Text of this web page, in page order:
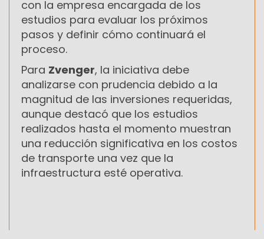
con la empresa encargada de los
estudios para evaluar los próximos
pasos y definir cómo continuará el
proceso.
Para Zvenger, la iniciativa debe
analizarse con prudencia debido a la
magnitud de las inversiones requeridas,
aunque destacó que los estudios
realizados hasta el momento muestran
una reducción significativa en los costos
de transporte una vez que la
infraestructura esté operativa.